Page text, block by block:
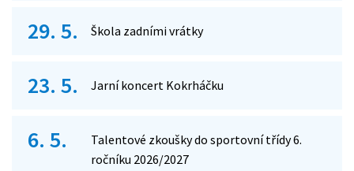
29. 5. Škola zadními vrátky
23. 5. Jarní koncert Kokrháčku
6. 5.
Talentové zkoušky do sportovní třídy 6.
ročníku 2026/2027